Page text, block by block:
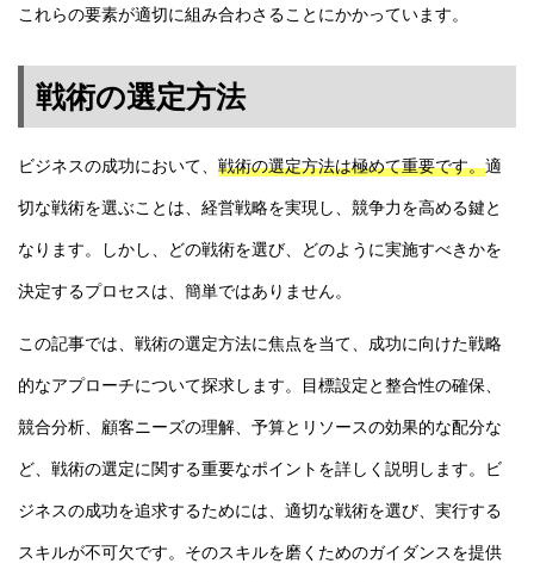
これらの要素が適切に組み合わさることにかかっています。
戦術の選定方法
ビジネスの成功において、 戦術の選定方法は極めて重要です。適
切な戦術を選ぶことは、経営戦略を実現し、競争力を高める鍵と
なります。しかし、どの戦術を選び、どのように実施すべきかを
決定するプロセスは、簡単ではありません。
この記事では、戦術の選定方法に焦点を当て、成功に向けた戦略
的なアプローチについて探求します。目標設定と整合性の確保、
競合分析、顧客ニーズの理解、予算とリソースの効果的な配分な
ど、戦術の選定に関する重要なポイントを詳しく説明します。ビ
ジネスの成功を追求するためには、適切な戦術を選び、実行する
スキルが不可欠です。そのスキルを磨くためのガイダンスを提供